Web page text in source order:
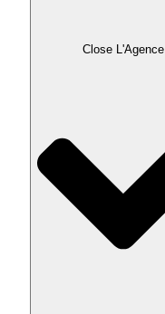
Close L'Agence